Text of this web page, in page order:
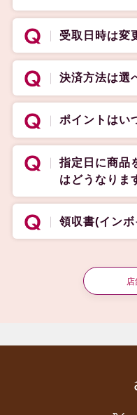
受取日時は変
決済方法は選
ポイントはい
指定日に商品
はどうなりま
領収書(イン